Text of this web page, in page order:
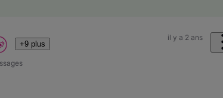
+9 plus
il y a 2 ans